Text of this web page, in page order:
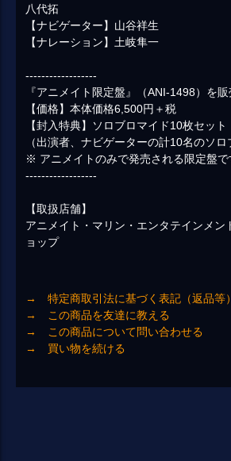
八代拓
【ナビゲーター】山谷祥生
【ナレーション】土岐隼一
------------------
『アニメイト限定盤』（ANI-1498）を販
【価格】本体価格6,500円＋税
【封入特典】ソロブロマイド10枚セット
（出演者、ナビゲーターの計10名のソロ
※ アニメイトのみで発売される限定盤
------------------
【取扱店舗】
アニメイト・マリン・エンタテインメン
ョップ
→ 特定商取引法に基づく表記（返品等）
→ この商品を友達に教える
→ この商品について問い合わせる
→ 買い物を続ける